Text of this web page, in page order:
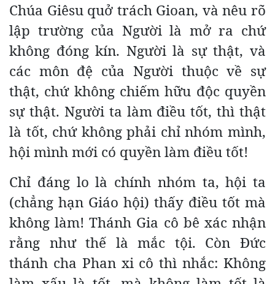
Chúa Giêsu quở trách Gioan, và nêu rõ
lập trường của Người là mở ra chứ
không đóng kín. Người là sự thật, và
các môn đệ của Người thuộc về sự
thật, chứ không chiếm hữu độc quyền
sự thật. Người ta làm điều tốt, thì thật
là tốt, chứ không phải chỉ nhóm mình,
hội mình mới có quyền làm điều tốt!
Chỉ đáng lo là chính nhóm ta, hội ta
(chẳng hạn Giáo hội) thấy điều tốt mà
không làm! Thánh Gia cô bê xác nhận
rằng như thế là mắc tội. Còn Đức
thánh cha Phan xi cô thì nhắc: Không